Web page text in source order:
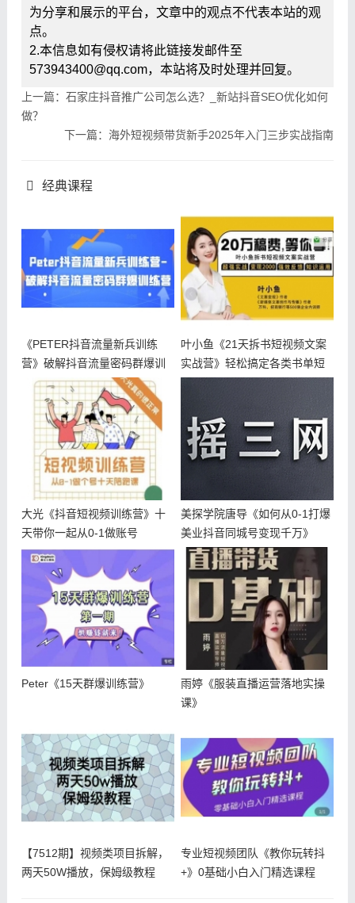
为分享和展示的平台，文章中的观点不代表本站的观
点。
2.本信息如有侵权请将此链接发邮件至
573943400@qq.com，本站将及时处理并回复。
上一篇：石家庄抖音推广公司怎么选？_新站抖音SEO优化如何
做？
下一篇：海外短视频带货新手2025年入门三步实战指南
经典课程
《PETER抖音流量新兵训练
营》破解抖音流量密码群爆训
练营
叶小鱼《21天拆书短视频文案
实战营》轻松搞定各类书单短
视频文
大光《抖音短视频训练营》十
天带你一起从0-1做账号
美探学院唐导《如何从0-1打爆
美业抖音同城号变现千万》
Peter《15天群爆训练营》
雨婷《服装直播运营落地实操
课》
【7512期】视频类项目拆解，
两天50W播放，保姆级教程
专业短视频团队《教你玩转抖
+》0基础小白入门精选课程